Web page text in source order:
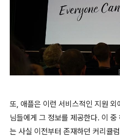
또, 애플은 이런 서비스적인 지원
님들에게 그 정보를 제공한다. 이
는 사실 이전부터 존재하던 커리큘